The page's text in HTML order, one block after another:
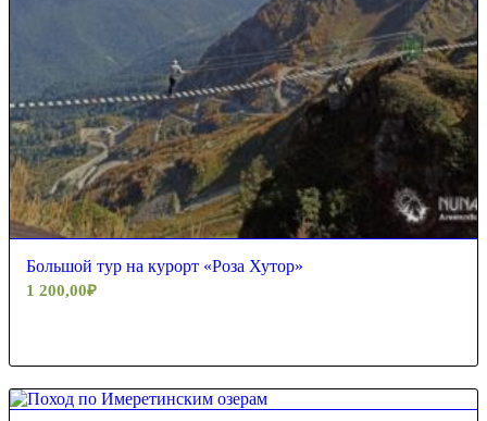
Большой тур на курорт «Роза Хутор»
1 200,00₽
5.00